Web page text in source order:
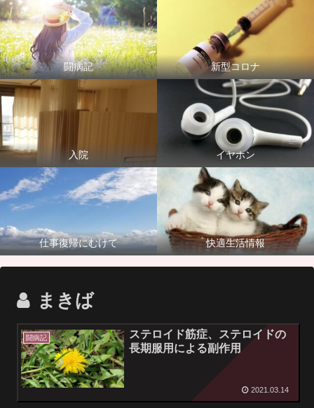
闘病記 新型コロナ
入院 イヤホン
仕事復帰にむけて 快適生活情報
まきば
闘病記
ステロイド筋症、ステロイドの
長期服用による副作用
2021.03.14